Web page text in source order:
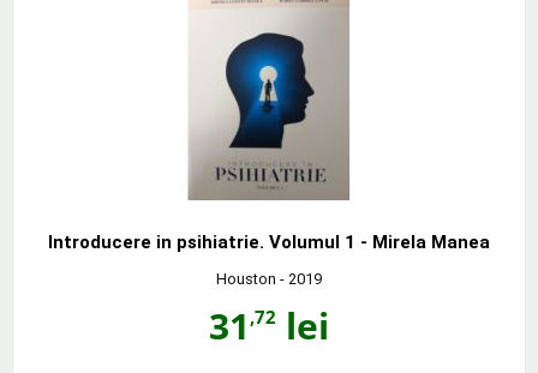
Introducere in psihiatrie. Volumul 1 - Mirela Manea
Houston - 2019
31 ,72 lei